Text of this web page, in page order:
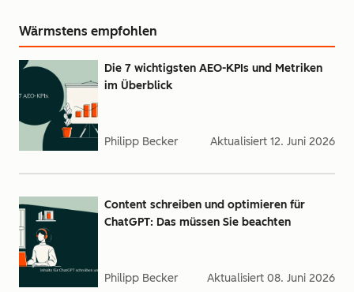
Wärmstens empfohlen
Die 7 wichtigsten AEO-KPIs und Metriken
im Überblick
Philipp Becker Aktualisiert 12. Juni 2026
Content schreiben und optimieren für
ChatGPT: Das müssen Sie beachten
Philipp Becker Aktualisiert 08. Juni 2026